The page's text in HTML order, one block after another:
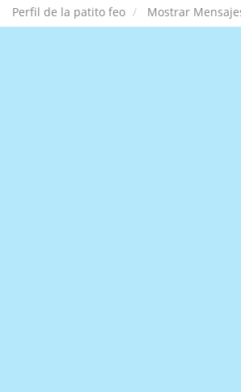
Perfil de la patito feo Mostrar